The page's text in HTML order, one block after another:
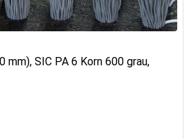
mm), SIC PA 6 Korn 600 grau,